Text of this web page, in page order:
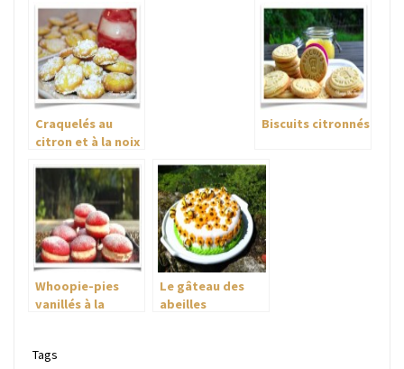
Craquelés au
citron et à la noix
Biscuits citronnés
Whoopie-pies
vanillés à la
Le gâteau des
abeilles
Tags